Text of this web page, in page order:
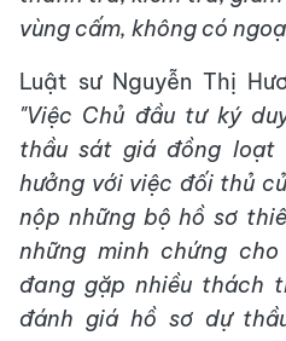
vùng cấm, không có
Luật sư Nguyễn Thị
"Việc Chủ đầu tư ký
thầu sát giá đồng loạt
hưởng với việc đối thủ
nộp những bộ hồ sơ
những minh chứng
đang gặp nhiều thách
đánh giá hồ sơ dự